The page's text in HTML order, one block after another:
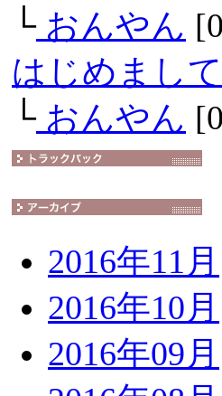
└おんやん
はじめまし
└おんやん
2016年11月
2016年10月
2016年09月